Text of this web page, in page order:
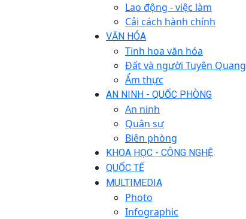
Lao động - việc làm
Cải cách hành chính
VĂN HÓA
Tinh hoa văn hóa
Đất và người Tuyên Quang
Ẩm thực
AN NINH - QUỐC PHÒNG
An ninh
Quân sự
Biên phòng
KHOA HỌC - CÔNG NGHỆ
QUỐC TẾ
MULTIMEDIA
Photo
Infographic